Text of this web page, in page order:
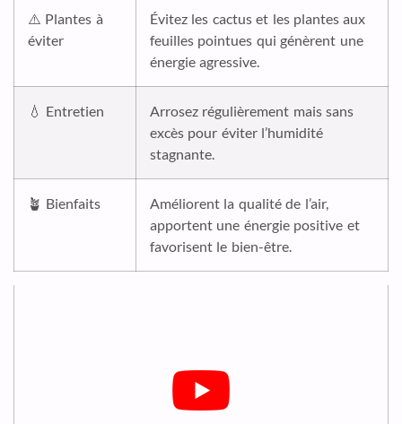
⚠️ Plantes à
éviter
Évitez les cactus et les plantes aux
feuilles pointues qui génèrent une
énergie agressive.
💧 Entretien
Arrosez régulièrement mais sans
excès pour éviter l’humidité
stagnante.
🪴 Bienfaits
Améliorent la qualité de l’air,
apportent une énergie positive et
favorisent le bien-être.